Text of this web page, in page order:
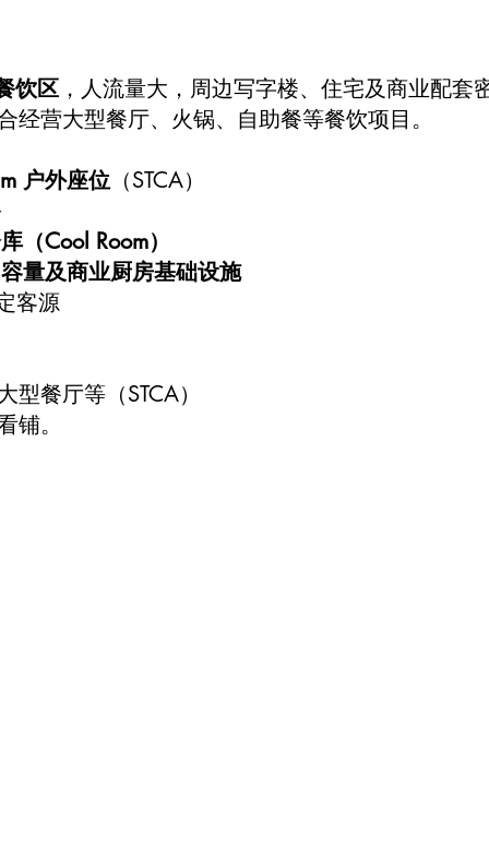
饮区 ，人流量大，周边写字楼、住宅及商业配
经营大型餐厅、火锅、自助餐等餐饮项目。
户外座位 （STCA）
（Cool Room）
量及商业厨房基础设施
客源
餐厅等（STCA）
铺。